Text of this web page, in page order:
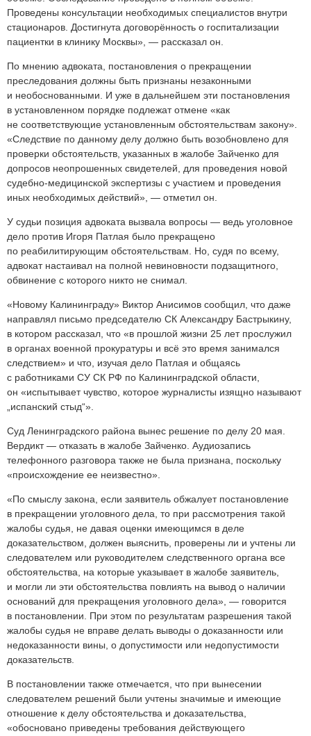
Проведены консультации необходимых специалистов внутри
стационаров. Достигнута договорённость о госпитализации
пациентки в клинику Москвы», — рассказал он.
По мнению адвоката, постановления о прекращении
преследования должны быть признаны незаконными
и необоснованными. И уже в дальнейшем эти постановления
в установленном порядке подлежат отмене «как
не соответствующие установленным обстоятельствам закону».
«Следствие по данному делу должно быть возобновлено для
проверки обстоятельств, указанных в жалобе Зайченко для
допросов неопрошенных свидетелей, для проведения новой
судебно-медицинской экспертизы с участием и проведения
иных необходимых действий», — отметил он.
У судьи позиция адвоката вызвала вопросы — ведь уголовное
дело против Игоря Патлая было прекращено
по реабилитирующим обстоятельствам. Но, судя по всему,
адвокат настаивал на полной невиновности подзащитного,
обвинение с которого никто не снимал.
«Новому Калининграду» Виктор Анисимов сообщил, что даже
направлял письмо председателю СК Александру Бастрыкину,
в котором рассказал, что «в прошлой жизни 25 лет прослужил
в органах военной прокуратуры и всё это время занимался
следствием» и что, изучая дело Патлая и общаясь
с работниками СУ СК РФ по Калининградской области,
он «испытывает чувство, которое журналисты изящно называют
„испанский стыд“».
Суд Ленинградского района вынес решение по делу 20 мая.
Вердикт — отказать в жалобе Зайченко. Аудиозапись
телефонного разговора также не была признана, поскольку
«происхождение ее неизвестно».
«По смыслу закона, если заявитель обжалует постановление
в прекращении уголовного дела, то при рассмотрения такой
жалобы судья, не давая оценки имеющимся в деле
доказательством, должен выяснить, проверены ли и учтены ли
следователем или руководителем следственного органа все
обстоятельства, на которые указывает в жалобе заявитель,
и могли ли эти обстоятельства повлиять на вывод о наличии
оснований для прекращения уголовного дела», — говорится
в постановлении. При этом по результатам разрешения такой
жалобы судья не вправе делать выводы о доказанности или
недоказанности вины, о допустимости или недопустимости
доказательств.
В постановлении также отмечается, что при вынесении
следователем решений были учтены значимые и имеющие
отношение к делу обстоятельства и доказательства,
«обосновано приведены требования действующего